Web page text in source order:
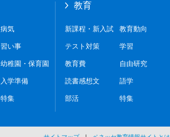
病気
習い事
幼稚園・保育園
入学準備
特集
教育
新課程・新入試 教育動向
テスト対策 学習
教育費 自由研究
読書感想文 語学
部活 特集